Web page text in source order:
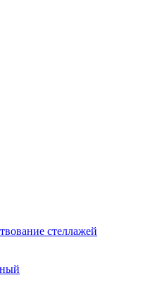
стеллажей